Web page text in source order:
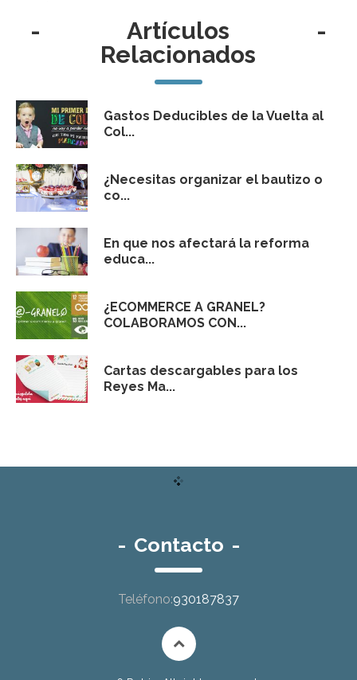
-
Artículos
Relacionados
-
Gastos Deducibles de la Vuelta al
Col...
¿Necesitas organizar el bautizo o
co...
En que nos afectará la reforma
educa...
¿ECOMMERCE A GRANEL?
COLABORAMOS CON...
Cartas descargables para los
Reyes Ma...
- Contacto -
Teléfono:930187837